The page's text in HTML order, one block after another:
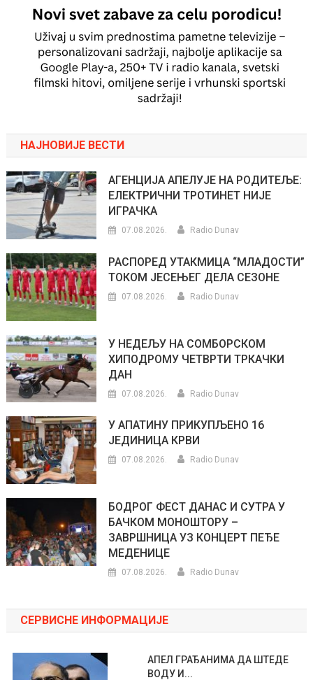
НАЈНОВИЈЕ ВЕСТИ
АГЕНЦИЈА АПЕЛУЈЕ НА РОДИТЕЉЕ:
ЕЛЕКТРИЧНИ ТРОТИНЕТ НИЈЕ
ИГРАЧКА
07.08.2026. Radio Dunav
РАСПОРЕД УТАКМИЦА “МЛАДОСТИ”
ТОКОМ ЈЕСЕЊЕГ ДЕЛА СЕЗОНЕ
07.08.2026. Radio Dunav
У НЕДЕЉУ НА СОМБОРСКОМ
ХИПОДРОМУ ЧЕТВРТИ ТРКАЧКИ
ДАН
07.08.2026. Radio Dunav
У АПАТИНУ ПРИКУПЉЕНО 16
ЈЕДИНИЦА КРВИ
07.08.2026. Radio Dunav
БОДРОГ ФЕСТ ДАНАС И СУТРА У
БАЧКОМ МОНОШТОРУ –
ЗАВРШНИЦА УЗ КОНЦЕРТ ПЕЂЕ
МЕДЕНИЦЕ
07.08.2026. Radio Dunav
СЕРВИСНЕ ИНФОРМАЦИЈЕ
АПЕЛ ГРАЂАНИМА ДА ШТЕДЕ
ВОДУ И...